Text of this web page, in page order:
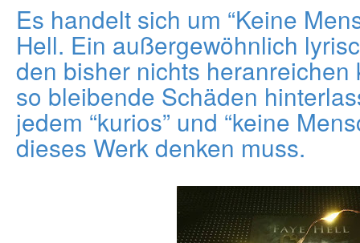
Es handelt sich um “Keine
Hell. Ein außergewöhnlich
den bisher nichts heranreichen
so bleibende Schäden
jedem “kurios” und “keine
dieses Werk denken muss.